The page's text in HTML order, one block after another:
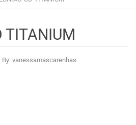
TITANIUM
By: vanessamascarenhas